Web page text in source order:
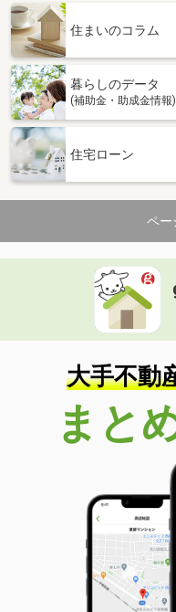
住まいのコラム
暮らしのデータ
(補助金・助成金情報)
住宅ローン
ペー
大手不動
まと